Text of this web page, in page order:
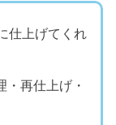
仕上げてくれ
・再仕上げ・